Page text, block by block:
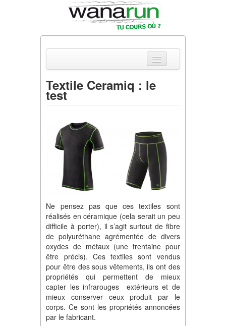
Actualités
Parcours & Courses
Outils & Réseaux
Textile Ceramiq : le
test
Ne pensez pas que ces textiles sont
réalisés en céramique (cela serait un peu
difficile à porter), il s’agit surtout de fibre
de polyuréthane agrémentée de divers
oxydes de métaux (une trentaine pour
être précis). Ces textiles sont vendus
pour être des sous vêtements, ils ont des
propriétés qui permettent de mieux
capter les infrarouges extérieurs et de
mieux conserver ceux produit par le
corps. Ce sont les propriétés annoncées
par le fabricant.